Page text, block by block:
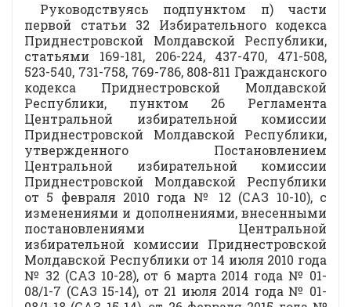
Руководствуясь подпунктом п) части
первой статьи 32 Избирательного кодекса
Приднестровской Молдавской Республики,
статьями 169-181, 206-224, 437-470, 471-508,
523-540, 731-758, 769-786, 808-811 Гражданского
кодекса Приднестровской Молдавской
Республики, пунктом 26 Регламента
Центральной избирательной комиссии
Приднестровской Молдавской Республики,
утвержденного Постановлением
Центральной избирательной комиссии
Приднестровской Молдавской Республики
от 5 февраля 2010 года № 12 (САЗ 10-10), с
изменениями и дополнениями, внесенными
постановлениями Центральной
избирательной комиссии Приднестровской
Молдавской Республики от 14 июля 2010 года
№ 32 (САЗ 10-28), от 6 марта 2014 года № 01-
08/1-7 (САЗ 15-14), от 21 июля 2014 года № 01-